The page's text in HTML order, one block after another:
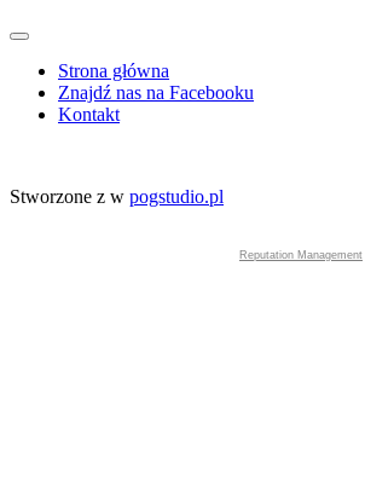
Strona główna
Znajdź nas na Facebooku
Kontakt
Stworzone z w pogstudio.pl
Reputation Management